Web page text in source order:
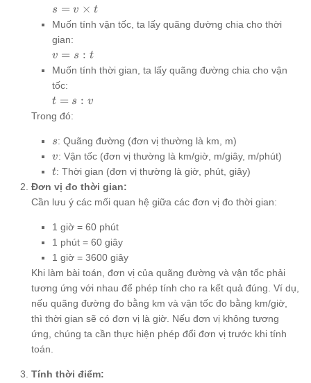
s = v
\times
t
s = v × t
Muốn tính vận tốc, ta lấy quãng đường chia cho thời
gian:
v
=
s
:
v = s : t
Muốn tính thời gian, ta lấy quãng đường chia cho vận
tốc:
t
=
:
v
t = s : v
Trong đó:
s
s: Quãng đường (đơn vị thường là km, m)
v
v: Vận tốc (đơn vị thường là km/giờ, m/giây, m/phút)
t
t: Thời gian (đơn vị thường là giờ, phút, giây)
Đơn vị đo thời gian:
Cần lưu ý các mối quan hệ giữa các đơn vị đo thời gian:
1 giờ = 60 phút
1 phút = 60 giây
1 giờ = 3600 giây
Khi làm bài toán, đơn vị của quãng đường và vận tốc phải
tương ứng với nhau để phép tính cho ra kết quả đúng. Ví dụ,
nếu quãng đường đo bằng km và vận tốc đo bằng km/giờ,
thì thời gian sẽ có đơn vị là giờ. Nếu đơn vị không tương
ứng, chúng ta cần thực hiện phép đổi đơn vị trước khi tính
toán.
Tính thời điểm: